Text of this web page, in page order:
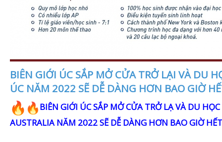
BIÊN GIỚI ÚC SẮP MỞ CỬA TRỞ LẠI VÀ DU
ÚC NĂM 2022 SẼ DỄ DÀNG HƠN BAO GIỜ
BIÊN GIỚI ÚC SẮP MỞ CỬA TRỞ LẠ VÀ DU HỌC
AUSTRALIA NĂM 2022 SẼ DỄ DÀNG HƠN BAO GIỜ HẾT